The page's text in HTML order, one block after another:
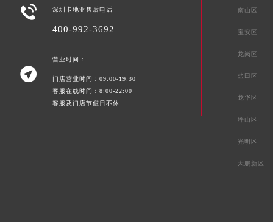
 深圳卡地亚售后电话
400-992-3692

营业时间：
门店营业时间：09:00-19:30
客服在线时间：8:00-22:00
客服及门店节假日不休
南山区
宝安区
龙岗区
盐田区
龙华区
坪山区
光明区
大鹏新区